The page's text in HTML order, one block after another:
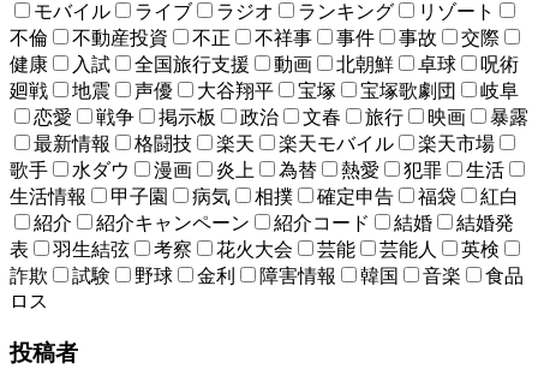
モバイル
ライブ ラジオ ランキング
リゾート
不倫
不動産投資 不正 不祥事 事件 事故
交際
健康
入試 全国旅行支援 動画 北朝鮮 卓球
呪術
廻戦
地震 声優 大谷翔平 宝塚 宝塚歌劇団
岐阜
恋愛
戦争 掲示板 政治 文春 旅行 映画
暴露
最新情報
格闘技 楽天 楽天モバイル
楽天市場
歌手
水ダウ 漫画 炎上 為替 熱愛 犯罪
生活
生活情報
甲子園 病気 相撲 確定申告 福袋
紅白
紹介
紹介キャンペーン 紹介コード 結婚
結婚発
表
羽生結弦 考察 花火大会 芸能 芸能人
英検
詐欺
試験 野球 金利 障害情報 韓国 音楽
食品
ロス
投稿者